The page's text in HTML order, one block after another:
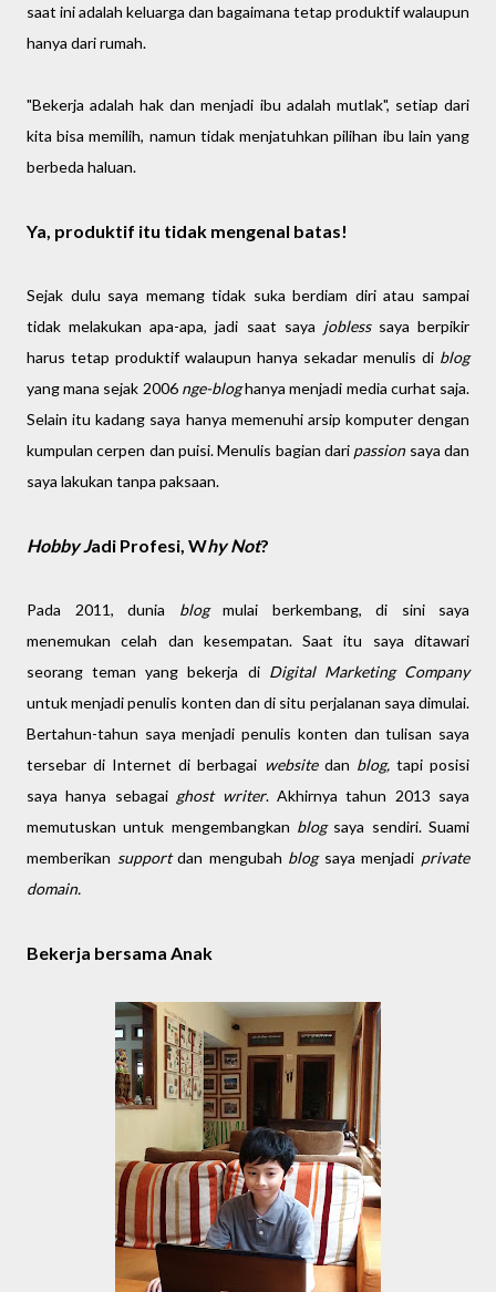
saat ini adalah keluarga dan bagaimana tetap produktif walaupun
hanya dari rumah.
"Bekerja adalah hak dan menjadi ibu adalah mutlak", setiap dari
kita bisa memilih, namun tidak menjatuhkan pilihan ibu lain yang
berbeda haluan.
Ya, produktif itu tidak mengenal batas!
Sejak dulu saya memang tidak suka berdiam diri atau sampai
tidak melakukan apa-apa, jadi saat saya jobless saya berpikir
harus tetap produktif walaupun hanya sekadar menulis di blog
yang mana sejak 2006 nge-bloghanya menjadi media curhat saja.
Selain itu kadang saya hanya memenuhi arsip komputer dengan
kumpulan cerpen dan puisi. Menulis bagian dari passion saya dan
saya lakukan tanpa paksaan.
Hobby Jadi Profesi, Why Not?
Pada 2011, dunia blog mulai berkembang, di sini saya
menemukan celah dan kesempatan. Saat itu saya ditawari
seorang teman yang bekerja di Digital Marketing Company
untuk menjadi penulis konten dan di situ perjalanan saya dimulai.
Bertahun-tahun saya menjadi penulis konten dan tulisan saya
tersebar di Internet di berbagai website dan blog, tapi posisi
saya hanya sebagai ghost writer. Akhirnya tahun 2013 saya
memutuskan untuk mengembangkan blog saya sendiri. Suami
memberikan supportdan mengubah blog saya menjadi private
domain.
Bekerja bersama Anak